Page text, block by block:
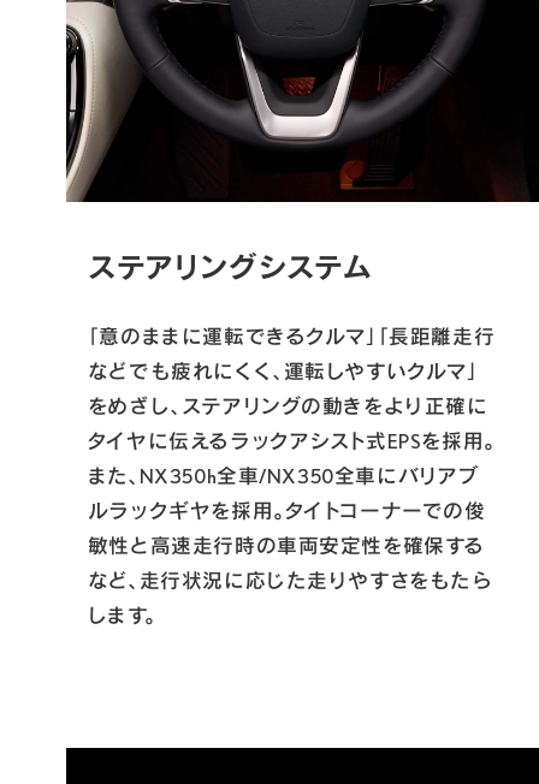
ステアリングシステム
「意のままに運転できるクルマ」「長距離走行
などでも疲れにくく、運転しやすいクルマ」
をめざし、ステアリングの動きをより正確に
タイヤに伝えるラックアシスト式EPSを採用。
また、NX350h全車/NX350全車にバリアブ
ルラックギヤを採用。タイトコーナーでの俊
敏性と高速走行時の車両安定性を確保する
など、走行状況に応じた走りやすさをもたら
します。